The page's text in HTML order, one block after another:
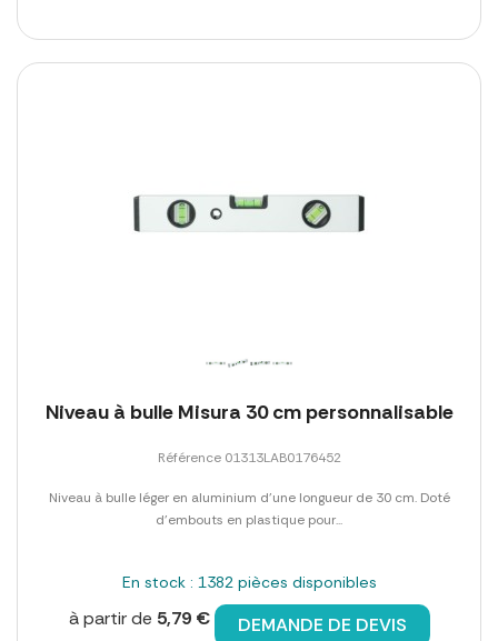
Niveau à bulle Misura 30 cm personnalisable
Référence 01313LAB0176452
Niveau à bulle léger en aluminium d'une longueur de 30 cm. Doté
d'embouts en plastique pour...
En stock : 1382 pièces disponibles
à partir de 5,79 € DEMANDE DE DEVIS